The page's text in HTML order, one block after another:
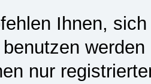
Ihnen,
benutzen
nur